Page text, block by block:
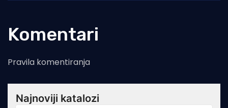
Komentari
Pravila komentiranja